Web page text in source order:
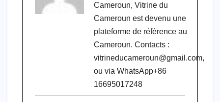
Cameroun, Vitrine du
Cameroun est devenu une
plateforme de référence au
Cameroun. Contacts :
vitrineducameroun@gmail.com,
ou via WhatsApp+86
16695017248